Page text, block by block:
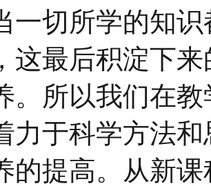
一切所学的知
这最后积淀下
。所以我们在
力于科学方法
的提高。从新